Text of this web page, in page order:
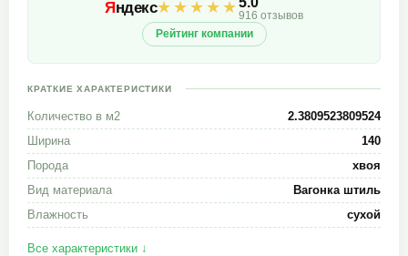
Яндекс★★★★★ 916 отзывов
Рейтинг компании
КРАТКИЕ ХАРАКТЕРИСТИКИ
Количество в м2
2.3809523809524
Ширина
140
Порода
хвоя
Вид материала
Вагонка штиль
Влажность
сухой
Все характеристики ↓